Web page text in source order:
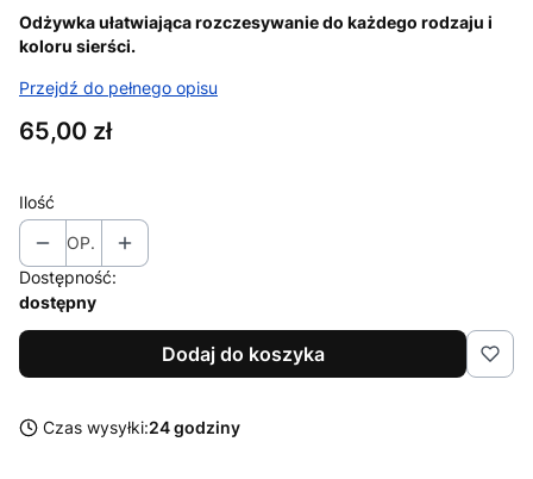
Odżywka ułatwiająca rozczesywanie do każdego rodzaju i
koloru sierści.
Przejdź do pełnego opisu
Cena
65,00 zł
Ilość
OP.
Dostępność:
dostępny
Dodaj do koszyka
Czas wysyłki:24 godziny